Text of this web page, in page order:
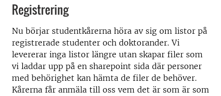
Registrering
Nu börjar studentkårerna höra av sig om listor på
registrerade studenter och doktorander. Vi
levererar inga listor längre utan skapar filer som
vi laddar upp på en sharepoint sida där personer
med behörighet kan hämta de filer de behöver.
Kårerna får anmäla till oss vem det är som är som